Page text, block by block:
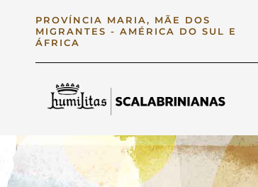
PROVÍNCIA MARIA, MÃE DOS
MIGRANTES - AMÉRICA DO SUL E
ÁFRICA